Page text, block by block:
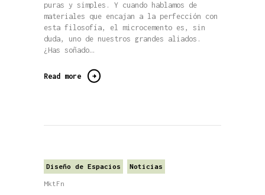
puras y simples. Y cuando hablamos de
materiales que encajan a la perfección con
esta filosofía, el microcemento es, sin
duda, uno de nuestros grandes aliados.
¿Has soñado…
Read more
Diseño de Espacios Noticias
MktFn